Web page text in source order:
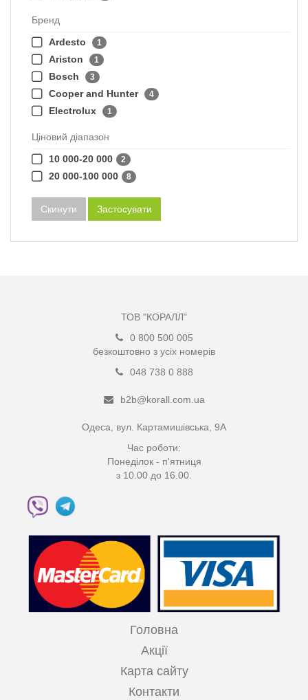
Бренд
Ardesto
1
Ariston 1
Bosch 3
Cooper and Hunter 4
Electrolux 1
Ціновий діапазон
10 000-20 000
2
20 000-100 000 8
Скинути Застосувати
ТОВ "КОРАЛЛ"
0 800 500 005
безкоштовно з усіх номерів
048 738 0 888
b2b@korall.com.ua
Одеса, вул. Картамишівська, 9А
Час роботи:
Понеділок - п'ятниця
з 10.00 до 16.00.
Головна
Акції
Карта сайту
Контакти